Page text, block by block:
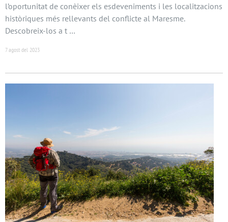
l’oportunitat de conèixer els esdeveniments i les localitzacions
històriques més rellevants del conflicte al Maresme.
Descobreix-los a t …
7 agost del 2023